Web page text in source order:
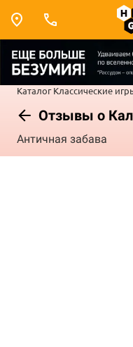
Каталог Классические
Отзывы о
Античная забава